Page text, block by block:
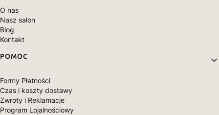
O nas
Nasz salon
Blog
Kontakt
POMOC
Formy Płatności
Czas i koszty dostawy
Zwroty i Reklamacje
Program Lojalnościowy